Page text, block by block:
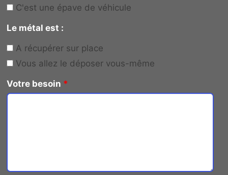
C'est une épave de véhicule
Le métal est :
A récupérer sur place
Vous allez le déposer vous-même
Votre besoin *